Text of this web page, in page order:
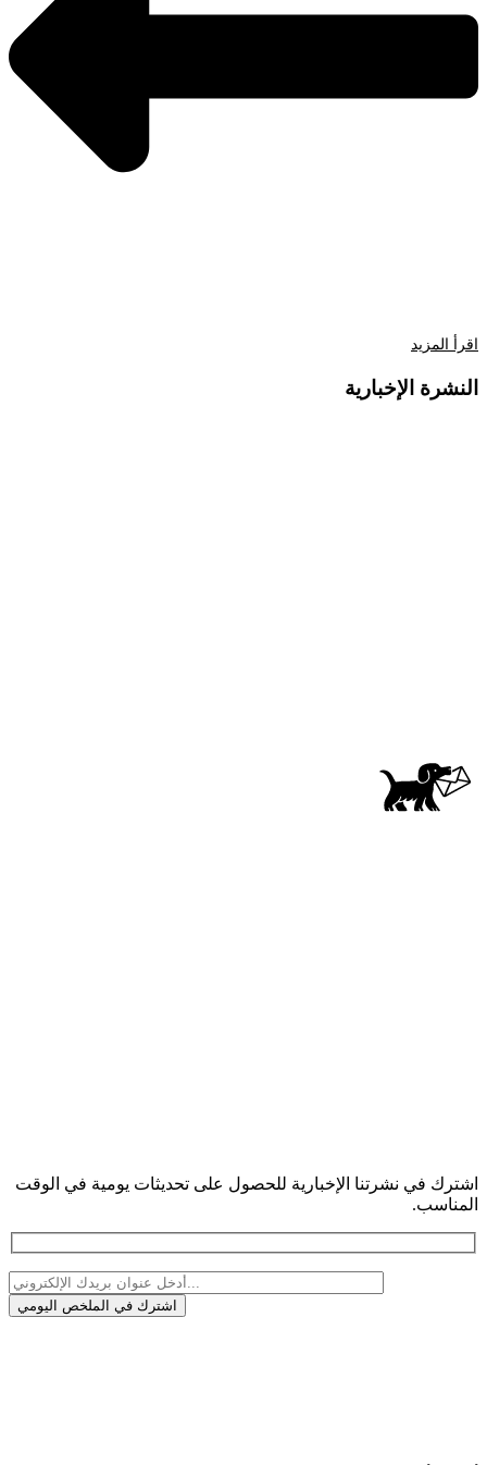
اقرأ المزيد
النشرة الإخبارية
اشترك في نشرتنا الإخبارية للحصول على تحديثات يومية في الوقت
المناسب.